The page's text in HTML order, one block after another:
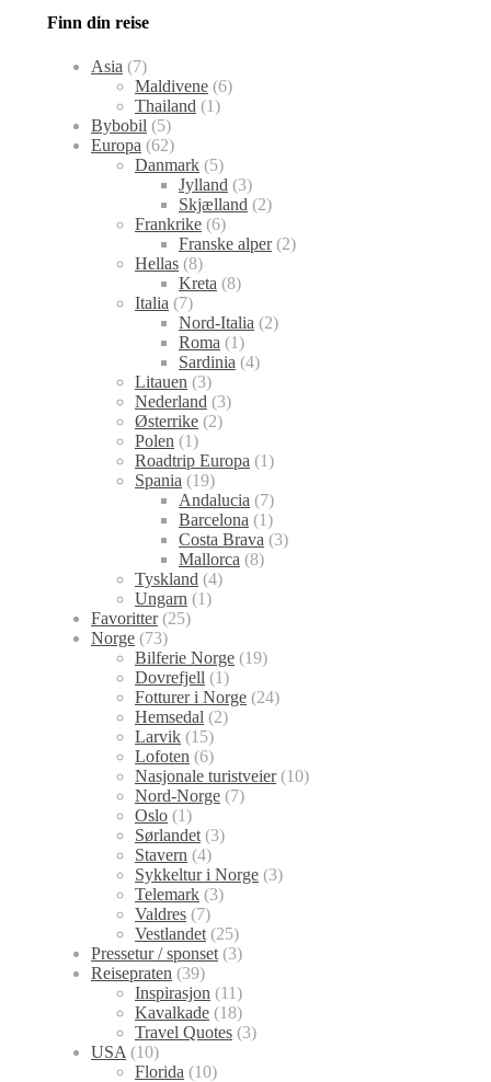
Finn din reise
Asia (7)
Maldivene (6)
Thailand (1)
Bybobil (5)
Europa (62)
Danmark (5)
Jylland (3)
Skjælland (2)
Frankrike (6)
Franske alper(2)
Hellas (8)
Kreta (8)
Italia (7)
Nord-Italia (2)
Roma (1)
Sardinia (4)
Litauen (3)
Nederland (3)
Østerrike (2)
Polen (1)
Roadtrip Europa (1)
Spania (19)
Andalucia (7)
Barcelona (1)
Costa Brava (3)
Mallorca (8)
Tyskland (4)
Ungarn (1)
Favoritter(25)
Norge (73)
Bilferie Norge (19)
Dovrefjell (1)
Fotturer i Norge (24)
Hemsedal (2)
Larvik (15)
Lofoten (6)
Nasjonale turistveier(10)
Nord-Norge (7)
Oslo (1)
Sørlandet (3)
Stavern (4)
Sykkeltur i Norge (3)
Telemark (3)
Valdres (7)
Vestlandet (25)
Pressetur / sponset (3)
Reisepraten (39)
Inspirasjon (11)
Kavalkade (18)
Travel Quotes (3)
USA (10)
Florida (10)